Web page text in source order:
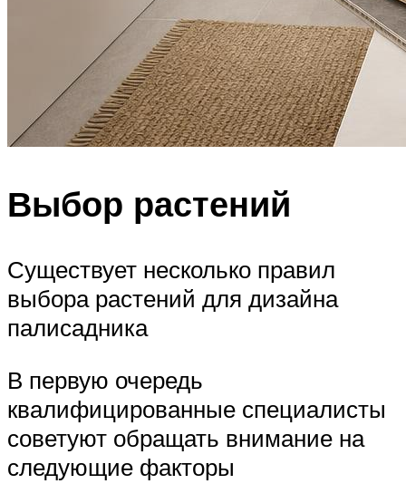
Выбор растений
Существует несколько правил
выбора растений для дизайна
палисадника
В первую очередь
квалифицированные специалисты
советуют обращать внимание на
следующие факторы